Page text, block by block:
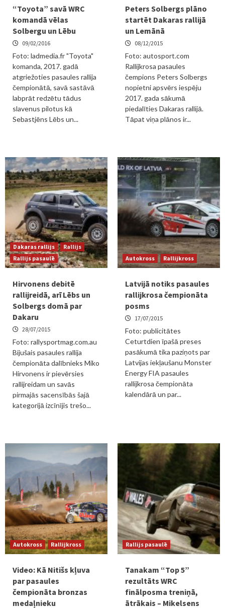
“Toyota” savā WRC
komandā vēlas
Solbergu un Lēbu
09/02/2016
Foto: ladmedia.fr "Toyota"
komanda, 2017. gadā
atgriežoties pasaules rallija
čempionātā, savā sastāvā
labprāt redzētu tādus
slavenus pilotus kā
Sebastjēns Lēbs un...
Peters Solbergs plāno
startēt Dakaras rallijā
un Lemānā
08/12/2015
Foto: autosport.com
Rallijkrosa pasaules
čempions Peters Solbergs
nopietni apsvērs iespēju
2017. gada sākumā
piedalīties Dakaras rallijā.
Tāpat viņa plānos ir...
Dakaras rallijs
Rallijs
Rallijs pasaulē
Hirvonens debitē
rallijreidā, arī Lēbs un
Solbergs domā par
Dakaru
28/07/2015
Foto: rallysportmag.com.au
Bijušais pasaules rallija
čempionāta dalībnieks Miko
Hirvonens ir pievērsies
rallijreidam un savās
pirmajās sacensībās šajā
kategorijā izcīnījis trešo...
Autokross Rallijkross
Latvijā notiks pasaules
rallijkrosa čempionāta
posms
17/07/2015
Foto: publicitātes
Ceturtdien īpašā preses
pasākumā tika paziņots par
Latvijas iekļaušanu Monster
Energy FIA pasaules
rallijkrosa čempionāta
kalendārā un par...
Autokross Rallijkross
Video: Kā Nitišs kļuva
par pasaules
čempionāta bronzas
medaļnieku
Rallijs pasaulē
Tanakam “Top 5”
rezultāts WRC
finālposma treniņā,
ātrākais – Mikelsens